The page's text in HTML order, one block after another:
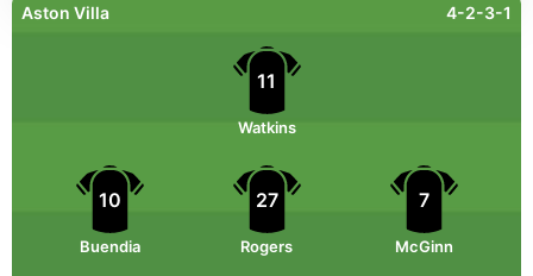
Aston Villa 4-2-3-1
11
Watkins
10
Buendia
27
Rogers
7
McGinn